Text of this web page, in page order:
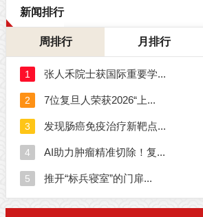
新闻排行
周排行 月排行